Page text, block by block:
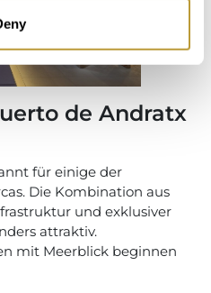
de Andratx
für einige der
Die Kombination aus
und exklusiver
attraktiv.
mit Meerblick beginnen